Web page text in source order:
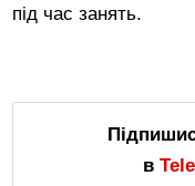
під час занять.
в